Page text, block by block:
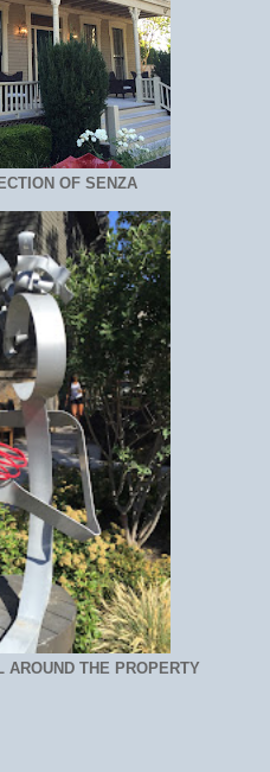
OF SENZA
AROUND THE PROPERTY